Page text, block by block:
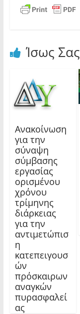
Ίσως
Ανακοίνωση
για την
σύναψη
σύμβασης
εργασίας
ορισμένου
χρόνου
τρίμηνης
διάρκειας
για την
αντιμετώπισ
η
κατεπειγουσ
ών
πρόσκαιρων
αναγκών
πυρασφαλεί
ας